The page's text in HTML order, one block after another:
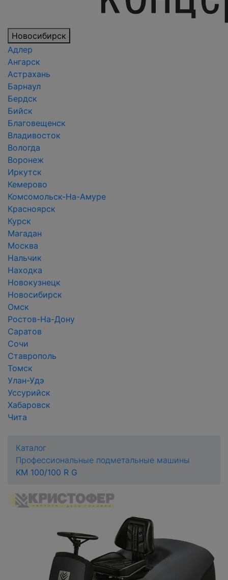
Новосибирск
Адлер
Ангарск
Астрахань
Барнаул
Бердск
Бийск
Благовещенск
Владивосток
Вологда
Воронеж
Иркутск
Кемерово
Комсомольск-На-Амуре
Красноярск
Курск
Магадан
Москва
Нальчик
Находка
Новокузнецк
Новосибирск
Омск
Ростов-На-Дону
Саратов
Сочи
Ставрополь
Томск
Улан-Удэ
Уссурийск
Хабаровск
Чита
Каталог
Профессиональные подметальные машины
KM 100/100 R G